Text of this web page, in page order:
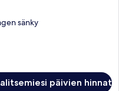
sänky
päivien hinnat